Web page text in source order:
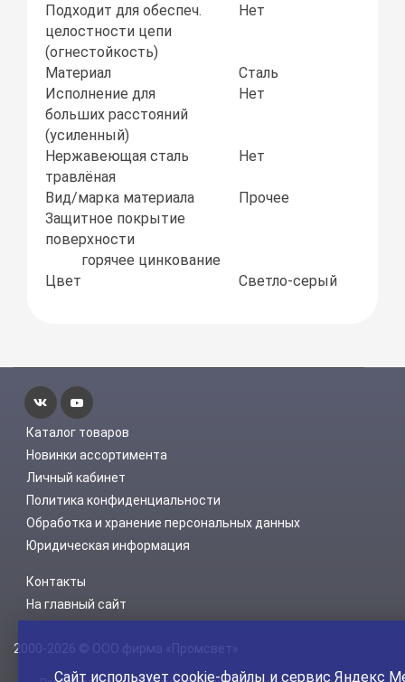
Подходит для обеспеч.
целостности цепи
(огнестойкость)
Нет
Материал
Сталь
Исполнение для
больших расстояний
(усиленный)
Нет
Нержавеющая сталь
травлёная
Нет
Вид/марка материала
Прочее
Защитное покрытие
поверхности
горячее цинкование
Цвет
Светло-серый
Каталог товаров
Новинки ассортимента
Личный кабинет
Политика конфиденциальности
Обработка и хранение персональных данных
Юридическая информация
Контакты
На главный сайт
2000-2026 © ООО фирма «Промсвет»
Сайт используетcookie-файлы и сервис Яндекс